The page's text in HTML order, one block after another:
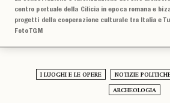
centro portuale della Cilicia in epoca romana e
progetti della cooperazione culturale tra Italia e
Foto TGM
I LUOGHI E LE OPERE NOTIZIE
ARCHEOLOGIA